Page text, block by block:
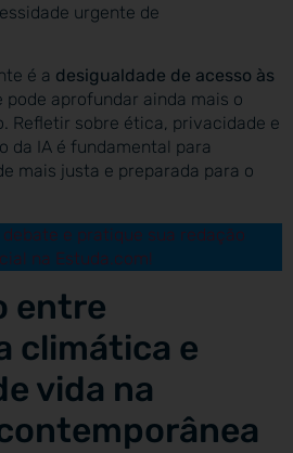
urgente de
é a desigualdade de acesso às
pode aprofundar ainda mais o
Refletir sobre ética, privacidade e
da IA é fundamental para
mais justa e preparada para o
e pratique sua redação
na Estuda.com!
entre
climática e
vida na